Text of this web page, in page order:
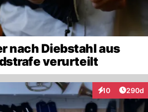
nach Diebstahl aus
verurteilt
10
Interaktionen
290d